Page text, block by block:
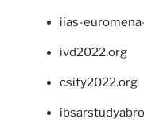
iias-
ivd2022.org
csity2022.org